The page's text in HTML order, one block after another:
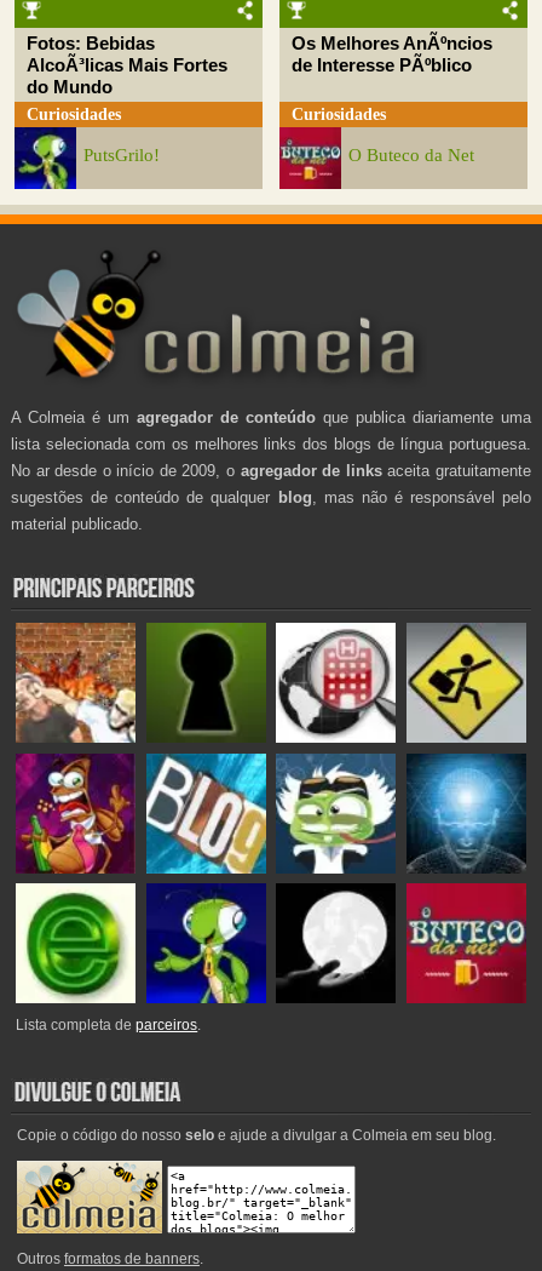
Fotos: Bebidas
AlcoÃ³licas Mais Fortes
do Mundo
Curiosidades
PutsGrilo!
Os Melhores AnÃºncios
de Interesse PÃºblico
Curiosidades
O Buteco da Net
A Colmeia é um agregador de conteúdo que publica diariamente uma
lista selecionada com os melhores links dos blogs de língua portuguesa.
No ar desde o início de 2009, o agregador de linksaceita gratuitamente
sugestões de conteúdo de qualquer blog , mas não é responsável pelo
material publicado.
Lista completa deparceiros.
Copie o código do nosso seloe ajude a divulgar a Colmeia em seu blog.
Outros formatos de banners.